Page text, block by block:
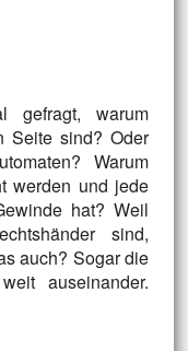
gefragt, warum
Seite sind? Oder
Warum
werden und jede
hat? Weil
sind,
auch? Sogar die
auseinander.